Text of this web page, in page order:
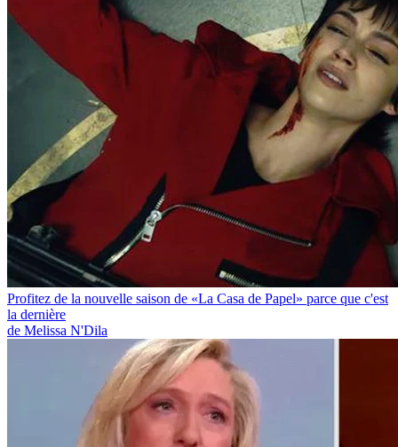
Profitez de la nouvelle saison de «La Casa de Papel» parce que c'est
la dernière
de Melissa N'Dila